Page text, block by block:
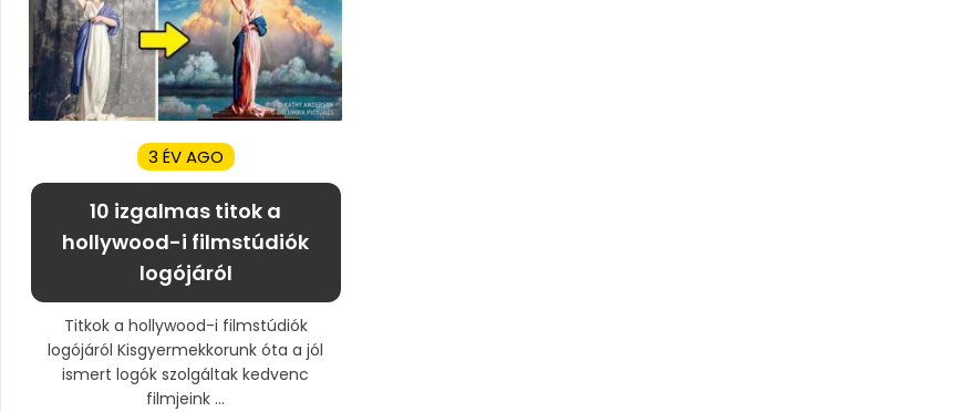
3 ÉV AGO
10 izgalmas titok a
hollywood-i filmstúdiók
logójáról
Titkok a hollywood-i filmstúdiók
logójáról Kisgyermekkorunk óta a jól
ismert logók szolgáltak kedvenc
filmjeink ...